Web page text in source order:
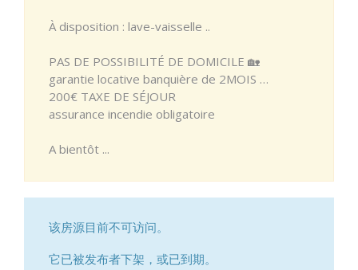
À disposition : lave-vaisselle ..
PAS DE POSSIBILITÉ DE DOMICILE 🏡
garantie locative banquière de 2MOIS …
200€ TAXE DE SÉJOUR
assurance incendie obligatoire
A bientôt ...
该房源目前不可访问。
它已被发布者下架，或已到期。